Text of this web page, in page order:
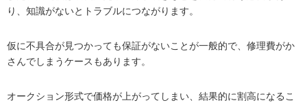
り、知識がないとトラブルにつながります。
仮に不具合が見つかっても保証がないことが一般的で、修理費がか
さんでしまうケースもあります。
オークション形式で価格が上がってしまい、結果的に割高になるこ